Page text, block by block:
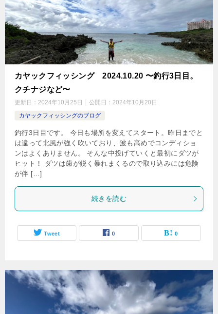
カヤックフィッシング 2024.10.20 〜釣行3日目。
クチナジなど〜
更新日： 2024年10月25日 公開日： 2024年10月20日
カヤックフィッシングのブログ
釣行3日目です。 今日も場所を変えてスタート。昨日までと
は違って北風が強く吹いており、波も高めでコンディショ
ンはよくありません。 そんな中投げていくと最初にダツが
ヒット！ ダツは歯が鋭く暴れまくるので取り込みには危険
が伴 […]
続きを読む
Tweet 0 0